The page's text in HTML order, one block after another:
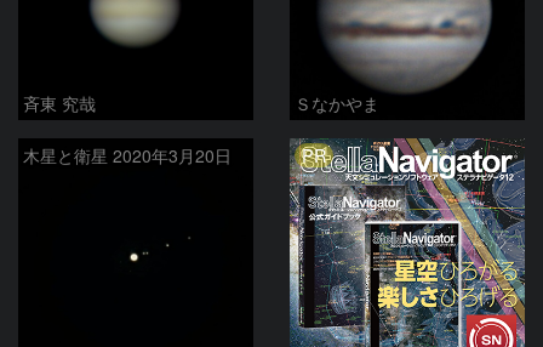
斉東 究哉 Ｓなかやま
木星と衛星 2020年3月20日 PR